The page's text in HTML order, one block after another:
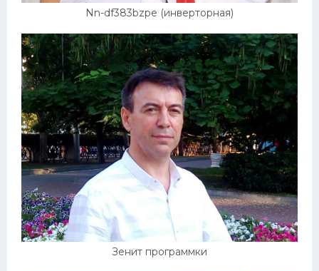
Nn-df383bzpe (инверторная)
Зенит программки